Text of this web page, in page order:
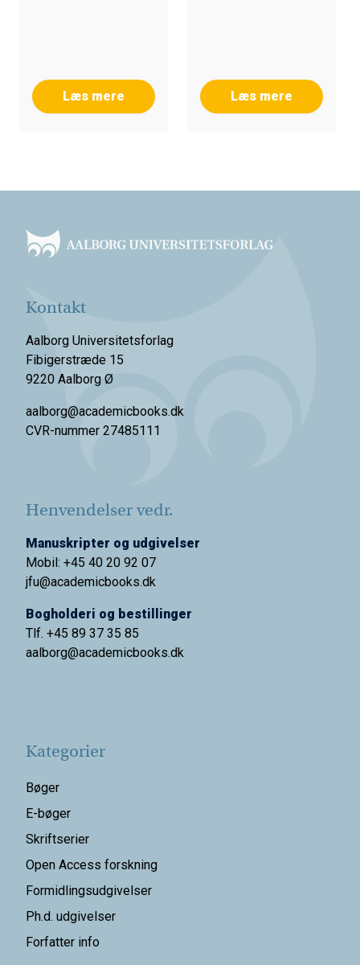
Læs mere Læs mere
Kontakt
Aalborg Universitetsforlag
Fibigerstræde 15
9220 Aalborg Ø
aalborg@academicbooks.dk
CVR-nummer 27485111
Henvendelser vedr.
Manuskripter og udgivelser
Mobil: +45 40 20 92 07
jfu@academicbooks.dk
Bogholderi og bestillinger
Tlf. +45 89 37 35 85
aalborg@academicbooks.dk
Kategorier
Bøger
E-bøger
Skriftserier
Open Access forskning
Formidlingsudgivelser
Ph.d. udgivelser
Forfatter info